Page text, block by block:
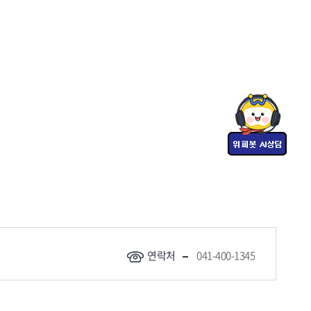
연락처 041-400-1345